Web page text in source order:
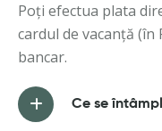
Poți efectua plata
cardul de vacanță
bancar.
Ce se